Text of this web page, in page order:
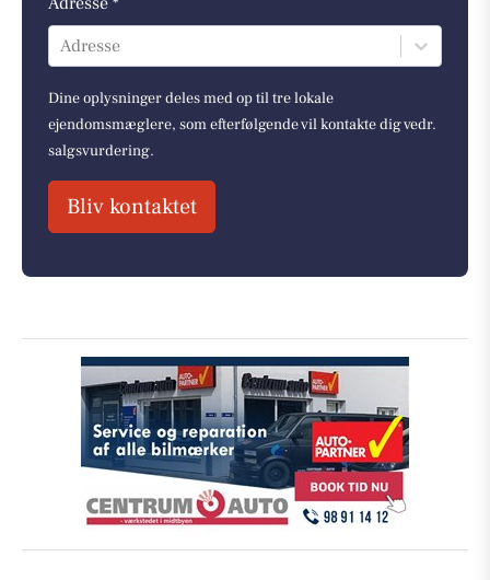
Adresse
Dine oplysninger deles med op til tre lokale
ejendomsmæglere, som efterfølgende vil kontakte dig vedr.
salgsvurdering.
Bliv kontaktet